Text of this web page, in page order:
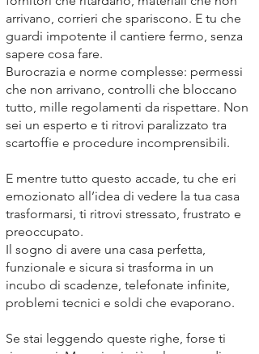
arrivano, corrieri che spariscono. E tu che
guardi impotente il cantiere fermo, senza
sapere cosa fare.
Burocrazia e norme complesse: permessi
che non arrivano, controlli che bloccano
tutto, mille regolamenti da rispettare. Non
sei un esperto e ti ritrovi paralizzato tra
scartoffie e procedure incomprensibili.
E mentre tutto questo accade, tu che eri
emozionato all’idea di vedere la tua casa
trasformarsi, ti ritrovi stressato, frustrato e
preoccupato.
Il sogno di avere una casa perfetta,
funzionale e sicura si trasforma in un
incubo di scadenze, telefonate infinite,
problemi tecnici e soldi che evaporano.
Se stai leggendo queste righe, forse ti